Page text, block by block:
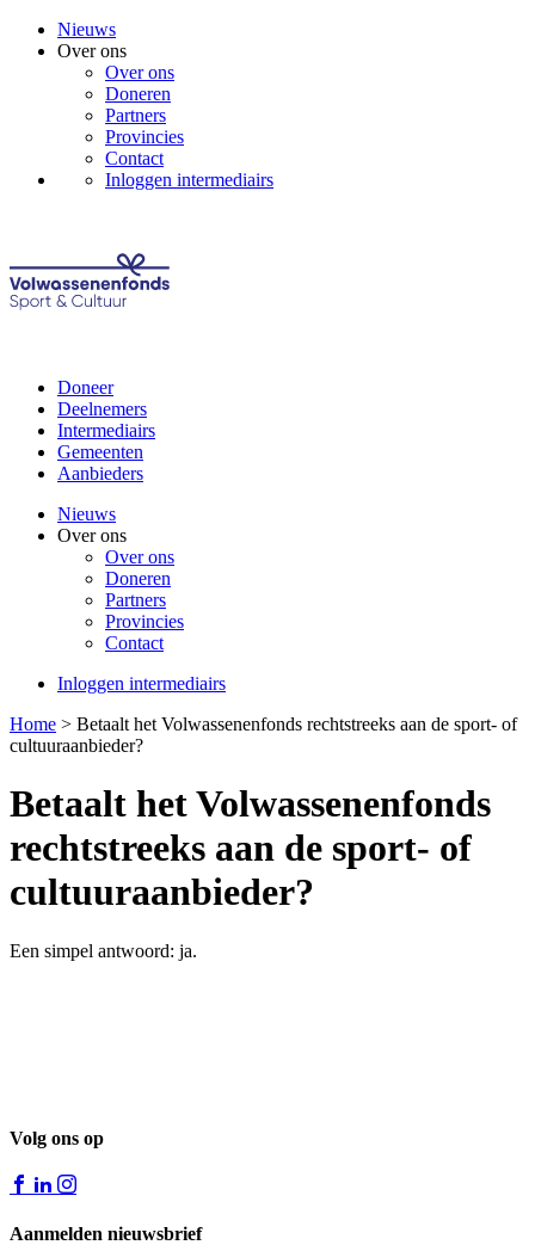
Nieuws
Over ons
Over ons
Doneren
Partners
Provincies
Contact
Inloggen intermediairs
Doneer
Deelnemers
Intermediairs
Gemeenten
Aanbieders
Nieuws
Over ons
Over ons
Doneren
Partners
Provincies
Contact
Inloggen intermediairs
Home > Betaalt het Volwassenenfonds rechtstreeks aan de sport- of
cultuuraanbieder?
Betaalt het Volwassenenfonds
rechtstreeks aan de sport- of
cultuuraanbieder?
Een simpel antwoord: ja.
Volg ons op
Aanmelden nieuwsbrief